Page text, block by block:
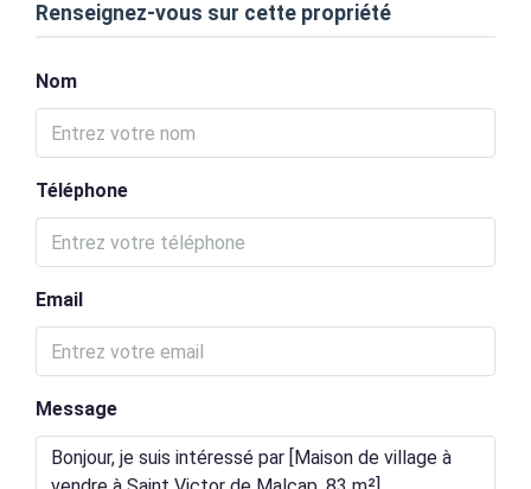
Renseignez-vous sur cette propriété
Nom
Téléphone
Email
Message